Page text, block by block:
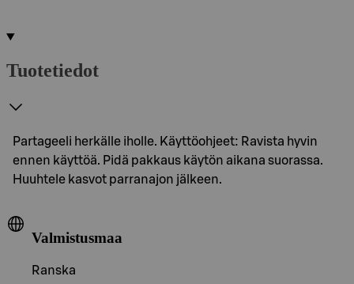
Tuotetiedot
Partageeli herkälle iholle. Käyttöohjeet: Ravista hyvin
ennen käyttöä. Pidä pakkaus käytön aikana suorassa.
Huuhtele kasvot parranajon jälkeen.
Valmistusmaa
Ranska